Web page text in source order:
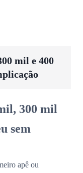
mil e 400
300 mil
sem
apê ou